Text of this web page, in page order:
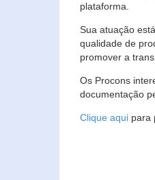
plataforma.
Sua atuação
qualidade de
promover a
Os Procons
documentação
Clique aqui para